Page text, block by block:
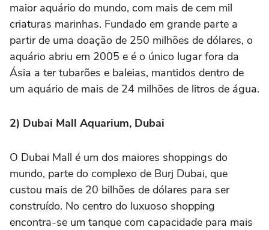
maior aquário do mundo, com mais de cem mil
criaturas marinhas. Fundado em grande parte a
partir de uma doação de 250 milhões de dólares, o
aquário abriu em 2005 e é o único lugar fora da
Ásia a ter tubarões e baleias, mantidos dentro de
um aquário de mais de 24 milhões de litros de água.
2) Dubai Mall Aquarium, Dubai
O Dubai Mall é um dos maiores shoppings do
mundo, parte do complexo de Burj Dubai, que
custou mais de 20 bilhões de dólares para ser
construído. No centro do luxuoso shopping
encontra-se um tanque com capacidade para mais